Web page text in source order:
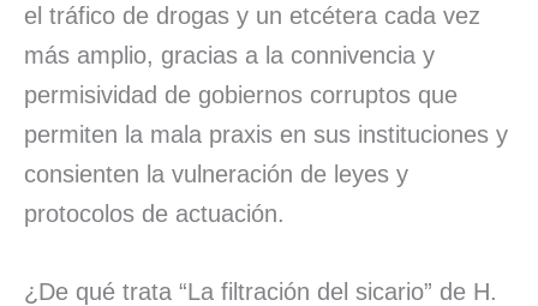
el tráfico de drogas y un etcétera cada vez
más amplio, gracias a la connivencia y
permisividad de gobiernos corruptos que
permiten la mala praxis en sus instituciones y
consienten la vulneración de leyes y
protocolos de actuación.
¿De qué trata “La filtración del sicario” de H.